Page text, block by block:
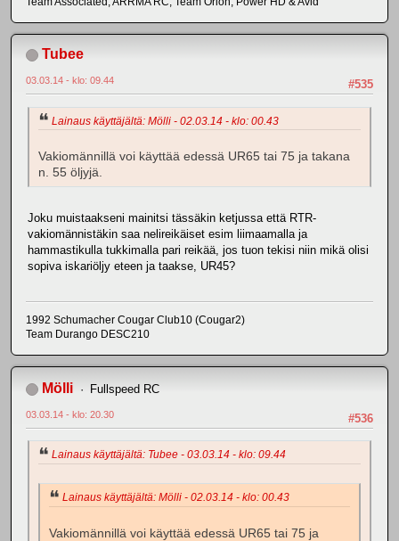
Tubee
#535
03.03.14 - klo: 09.44
Lainaus käyttäjältä: Mölli - 02.03.14 - klo: 00.43
Vakiomännillä voi käyttää edessä UR65 tai 75 ja takana
n. 55 öljyjä.
Joku muistaakseni mainitsi tässäkin ketjussa että RTR-
vakiomännistäkin saa nelireikäiset esim liimaamalla ja
hammastikulla tukkimalla pari reikää, jos tuon tekisi niin mikä olisi
sopiva iskariöljy eteen ja taakse, UR45?
1992 Schumacher Cougar Club10 (Cougar2)
Team Durango DESC210
Mölli Fullspeed RC
#536
03.03.14 - klo: 20.30
Lainaus käyttäjältä: Tubee - 03.03.14 - klo: 09.44
Lainaus käyttäjältä: Mölli - 02.03.14 - klo: 00.43
Vakiomännillä voi käyttää edessä UR65 tai 75 ja